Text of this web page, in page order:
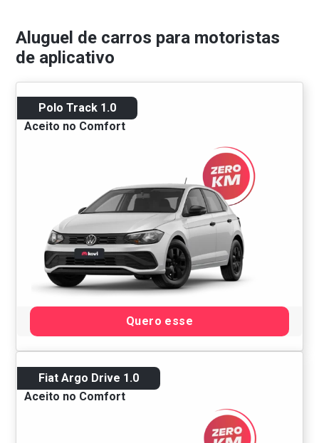
Aluguel de carros para motoristas
de aplicativo
Polo Track 1.0
Aceito no Comfort
Quero esse
Fiat Argo Drive 1.0
Aceito no Comfort